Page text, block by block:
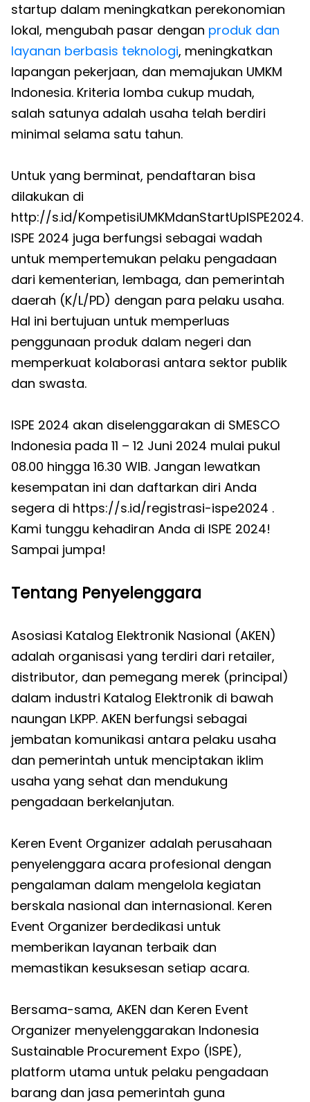
startup dalam meningkatkan perekonomian
lokal, mengubah pasar dengan produk dan
layanan berbasis teknologi, meningkatkan
lapangan pekerjaan, dan memajukan UMKM
Indonesia. Kriteria lomba cukup mudah,
salah satunya adalah usaha telah berdiri
minimal selama satu tahun.
Untuk yang berminat, pendaftaran bisa
dilakukan di
http://s.id/KompetisiUMKMdanStartUpISPE2024.
ISPE 2024 juga berfungsi sebagai wadah
untuk mempertemukan pelaku pengadaan
dari kementerian, lembaga, dan pemerintah
daerah (K/L/PD) dengan para pelaku usaha.
Hal ini bertujuan untuk memperluas
penggunaan produk dalam negeri dan
memperkuat kolaborasi antara sektor publik
dan swasta.
ISPE 2024 akan diselenggarakan di SMESCO
Indonesia pada 11 – 12 Juni 2024 mulai pukul
08.00 hingga 16.30 WIB. Jangan lewatkan
kesempatan ini dan daftarkan diri Anda
segera di https://s.id/registrasi-ispe2024 .
Kami tunggu kehadiran Anda di ISPE 2024!
Sampai jumpa!
Tentang Penyelenggara
Asosiasi Katalog Elektronik Nasional (AKEN)
adalah organisasi yang terdiri dari retailer,
distributor, dan pemegang merek (principal)
dalam industri Katalog Elektronik di bawah
naungan LKPP. AKEN berfungsi sebagai
jembatan komunikasi antara pelaku usaha
dan pemerintah untuk menciptakan iklim
usaha yang sehat dan mendukung
pengadaan berkelanjutan.
Keren Event Organizer adalah perusahaan
penyelenggara acara profesional dengan
pengalaman dalam mengelola kegiatan
berskala nasional dan internasional. Keren
Event Organizer berdedikasi untuk
memberikan layanan terbaik dan
memastikan kesuksesan setiap acara.
Bersama-sama, AKEN dan Keren Event
Organizer menyelenggarakan Indonesia
Sustainable Procurement Expo (ISPE),
platform utama untuk pelaku pengadaan
barang dan jasa pemerintah guna